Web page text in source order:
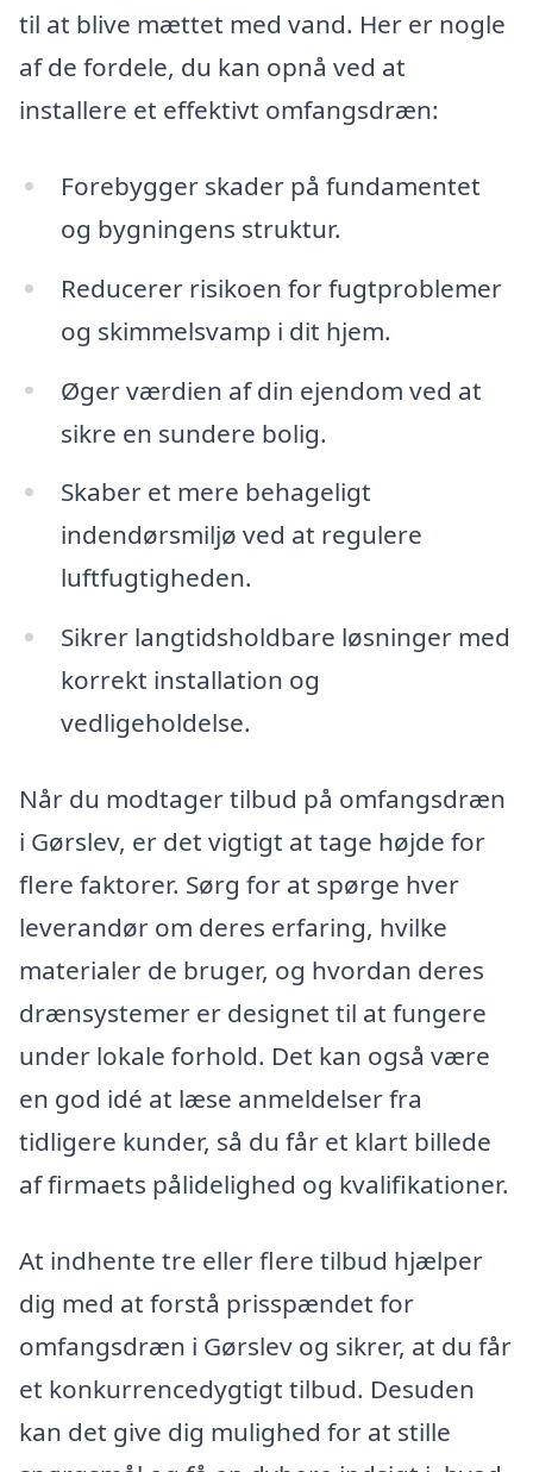
til at blive mættet med vand. Her er nogle
af de fordele, du kan opnå ved at
installere et effektivt omfangsdræn:
Forebygger skader på fundamentet
og bygningens struktur.
Reducerer risikoen for fugtproblemer
og skimmelsvamp i dit hjem.
Øger værdien af din ejendom ved at
sikre en sundere bolig.
Skaber et mere behageligt
indendørsmiljø ved at regulere
luftfugtigheden.
Sikrer langtidsholdbare løsninger med
korrekt installation og
vedligeholdelse.
Når du modtager tilbud på omfangsdræn
i Gørslev, er det vigtigt at tage højde for
flere faktorer. Sørg for at spørge hver
leverandør om deres erfaring, hvilke
materialer de bruger, og hvordan deres
drænsystemer er designet til at fungere
under lokale forhold. Det kan også være
en god idé at læse anmeldelser fra
tidligere kunder, så du får et klart billede
af firmaets pålidelighed og kvalifikationer.
At indhente tre eller flere tilbud hjælper
dig med at forstå prisspændet for
omfangsdræn i Gørslev og sikrer, at du får
et konkurrencedygtigt tilbud. Desuden
kan det give dig mulighed for at stille